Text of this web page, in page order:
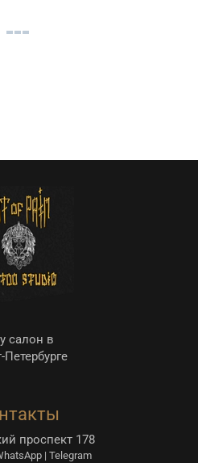
салон в
Петербурге
проспект 178
| Telegram